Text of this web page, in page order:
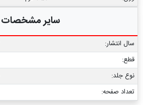
سایر مشخصات
سال انتشار:
قطع:
نوع جلد:
تعداد صفحه: